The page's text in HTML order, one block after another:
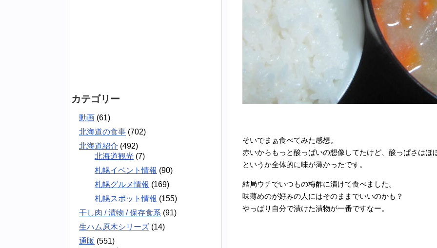
そいでまぁ食べてみた感想。
赤いからもっと酸っぱいの想像してたけど、酸っぱさはほ
というか全体的に味が薄かったです。
結局ウチでいつもの梅酢に漬けて食べました。
味薄めのが好みの人にはそのままでいいのかも？
やっぱり自分で漬けた漬物が一番ですなー。
カテゴリー
動画 (61)
北海道の食事 (702)
北海道紹介 (492)
北海道観光 (7)
札幌イベント情報 (90)
札幌グルメ情報 (169)
札幌スポット情報 (155)
干し肉 / 漬物 / 保存食系 (91)
生ハム原木シリーズ (14)
通販 (551)